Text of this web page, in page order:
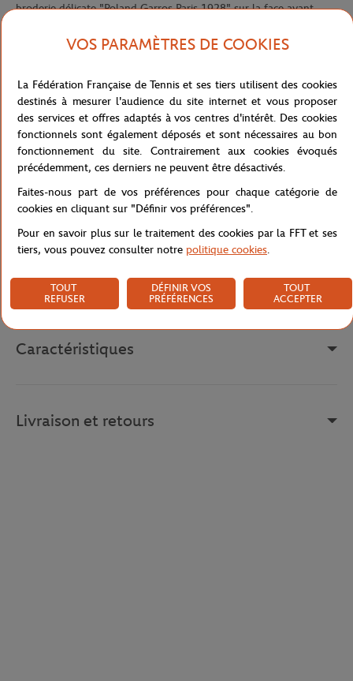
broderie délicate "Roland Garros Paris 1928" sur la face avant,
Roland Garros au dos affirme son authenticité avec discrétion.
pour vos courses, journées à la plage ou même comme bagage
cabine lors de vos voyages. La sangle avec rayures contrastées
tissées offre un confort optimal et une touche graphique
distinctive, reflétant l'esprit "Sporty Chic" de cette collection
exclusive.
L'intérieur révèle une doublure imprimée logo, attestant de
l'attention portée aux finitions, même les moins visibles.
Également disponible en coloris vert et bleu, ce totebag maxi
fonctionnalité et style, tout en affichant subtilement votre passion
pour Roland Garros au quotidien.
Référence :RBGU0225-COR-TU
Caractéristiques
Livraison et retours
VOS PARAMÈTRES DE COOKIES
La Fédération Française de Tennis et ses tiers utilisent des cookies
destinés à mesurer l'audience du site internet et vous proposer
des services et offres adaptés à vos centres d'intérêt. Des cookies
fonctionnels sont également déposés et sont nécessaires au bon
fonctionnement du site. Contrairement aux cookies évoqués
précédemment, ces derniers ne peuvent être désactivés.
Faites-nous part de vos préférences pour chaque catégorie de
cookies en cliquant sur "Définir vos préférences".
Pour en savoir plus sur le traitement des cookies par la FFT et ses
tiers, vous pouvez consulter notre politique cookies.
TOUT
REFUSER
DÉFINIR VOS
PRÉFÉRENCES
TOUT
ACCEPTER